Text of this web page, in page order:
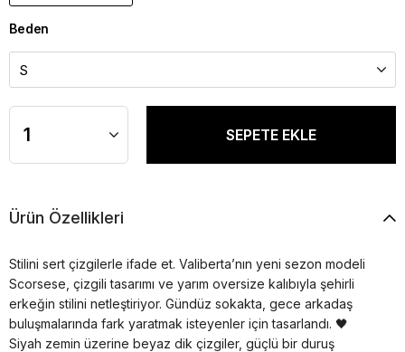
Beden
Ürün Özellikleri
Stilini sert çizgilerle ifade et. Valiberta’nın yeni sezon modeli
Scorsese, çizgili tasarımı ve yarım oversize kalıbıyla şehirli
erkeğin stilini netleştiriyor. Gündüz sokakta, gece arkadaş
buluşmalarında fark yaratmak isteyenler için tasarlandı. 🖤
Siyah zemin üzerine beyaz dik çizgiler, güçlü bir duruş